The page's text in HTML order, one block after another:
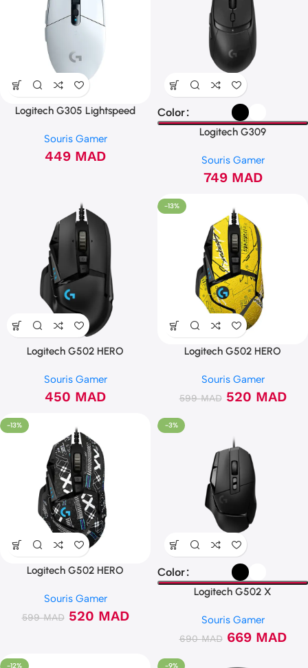
Logitech G305 Lightspeed
Souris Gamer
449 MAD
Color
Logitech G309
Souris Gamer
749 MAD
Logitech G502 HERO
Souris Gamer
450 MAD
-13%
Logitech G502 HERO
Souris Gamer
599MAD 520 MAD
-13%
Logitech G502 HERO
Souris Gamer
599MAD 520 MAD
-3%
Color
Logitech G502 X
Souris Gamer
690MAD 669 MAD
-12% -9%